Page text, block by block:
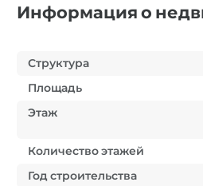
Информация о
Структура
Площадь
Этаж
Количество этажей
Год строительства